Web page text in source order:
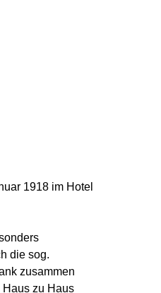
1918 im Hotel
die sog.
zusammen
zu Haus